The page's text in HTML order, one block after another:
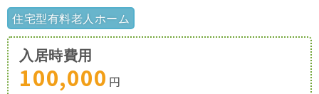
ブログ一覧
住宅型有料老人ホーム
入居時費用
100,000 円